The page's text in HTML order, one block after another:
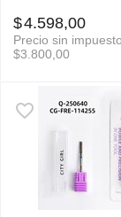
$4.598,00
Precio sin
$3.800,00